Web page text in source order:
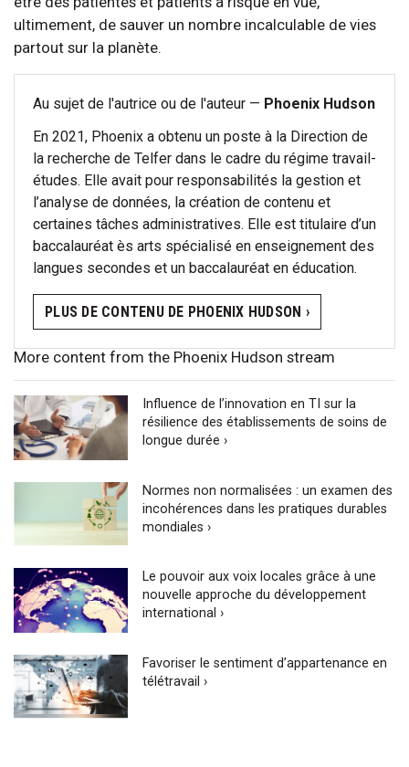
ultimement, de sauver un nombre incalculable de vies
partout sur la planète.
Au sujet de l'autrice ou de l'auteur — Phoenix Hudson
En 2021, Phoenix a obtenu un poste à la Direction de
la recherche de Telfer dans le cadre du régime travail-
études. Elle avait pour responsabilités la gestion et
l’analyse de données, la création de contenu et
certaines tâches administratives. Elle est titulaire d’un
baccalauréat ès arts spécialisé en enseignement des
langues secondes et un baccalauréat en éducation.
PLUS DE CONTENU DE PHOENIX HUDSON ›
More content from the Phoenix Hudson stream
Influence de l’innovation en TI sur la
résilience des établissements de soins de
longue durée ›
Normes non normalisées : un examen des
incohérences dans les pratiques durables
mondiales ›
Le pouvoir aux voix locales grâce à une
nouvelle approche du développement
international ›
Favoriser le sentiment d’appartenance en
télétravail ›